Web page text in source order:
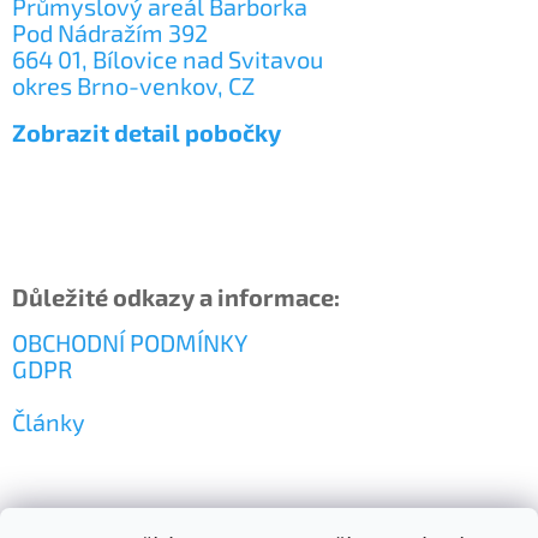
Průmyslový areál Barborka
Pod Nádražím 392
664 01, Bílovice nad Svitavou
okres Brno-venkov, CZ
Zobrazit detail pobočky
Důležité odkazy a informace:
OBCHODNÍ PODMÍNKY
GDPR
Články